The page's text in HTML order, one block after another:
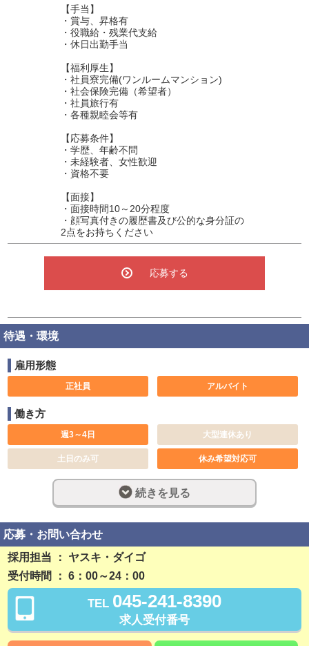
【手当】
・賞与、昇格有
・役職給・残業代支給
・休日出勤手当
【福利厚生】
・社員寮完備(ワンルームマンション)
・社会保険完備（希望者）
・社員旅行有
・各種親睦会等有
【応募条件】
・学歴、年齢不問
・未経験者、女性歓迎
・資格不要
【面接】
・面接時間10～20分程度
・顔写真付きの履歴書及び公的な身分証の
2点をお持ちください
応募する
待遇・環境
雇用形態
正社員 アルバイト
働き方
週3～4日 大型連休あり
土日のみ可 休み希望対応可
短期可 長期歓迎
週休2日制 完全週休2日制
社員登用制度あり
勤務開始日相談可
稼ぎ方
日払い可 昇給あり
続きを見る
応募・お問い合わせ
採用担当 ： ヤスキ・ダイゴ
受付時間 ： 6：00～24：00
TEL 045-241-8390
求人受付番号